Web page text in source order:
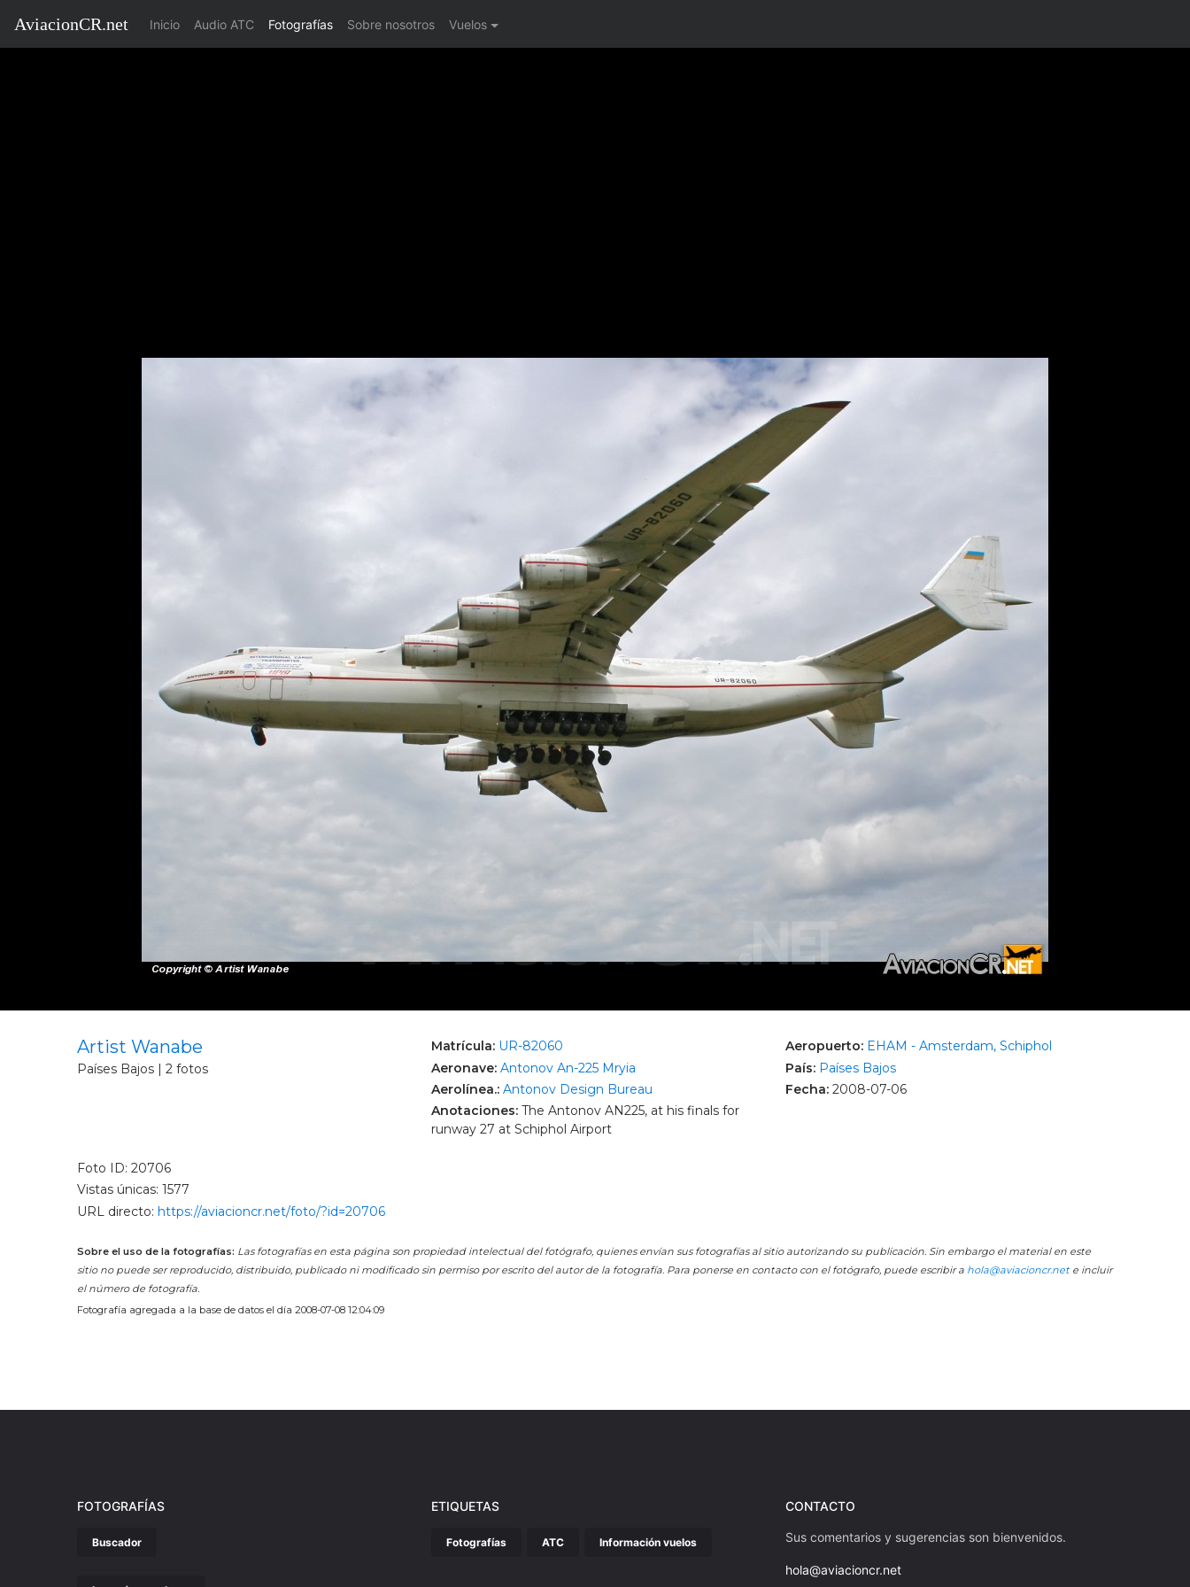
AviacionCR.net Inicio(current)
Audio ATC Fotografías Sobre nosotros Vuelos
Artist Wanabe
Países Bajos | 2 fotos
Matrícula: UR-82060
Aeronave: Antonov An-225 Mryia
Aerolínea.: Antonov Design Bureau
Anotaciones: The Antonov AN225, at his finals for
runway 27 at Schiphol Airport
Aeropuerto: EHAM - Amsterdam, Schiphol
País: Países Bajos
Fecha: 2008-07-06
Foto ID: 20706
Vistas únicas: 1577
URL directo: https://aviacioncr.net/foto/?id=20706
Sobre el uso de la fotografías: Las fotografías en esta página son propiedad intelectual del fotógrafo, quienes envían sus fotografías al sitio autorizando su publicación. Sin embargo el material en este
sitio no puede ser reproducido, distribuido, publicado ni modificado sin permiso por escrito del autor de la fotografía. Para ponerse en contacto con el fotógrafo, puede escribir a hola@aviacioncr.nete incluir
el número de fotografía.
Fotografía agregada a la base de datos el día 2008-07-08 12:04:09
FOTOGRAFÍAS
Buscador
ETIQUETAS
Fotografías ATC Información vuelos
CONTACTO
Sus comentarios y sugerencias son bienvenidos.
hola@aviacioncr.net